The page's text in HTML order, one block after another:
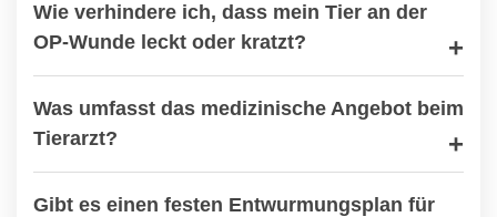
Wie verhindere ich, dass mein Tier an der
OP-Wunde leckt oder kratzt?
Was umfasst das medizinische Angebot beim
Tierarzt?
Gibt es einen festen Entwurmungsplan für